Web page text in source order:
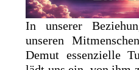
In unserer
unseren
Demut essenzielle